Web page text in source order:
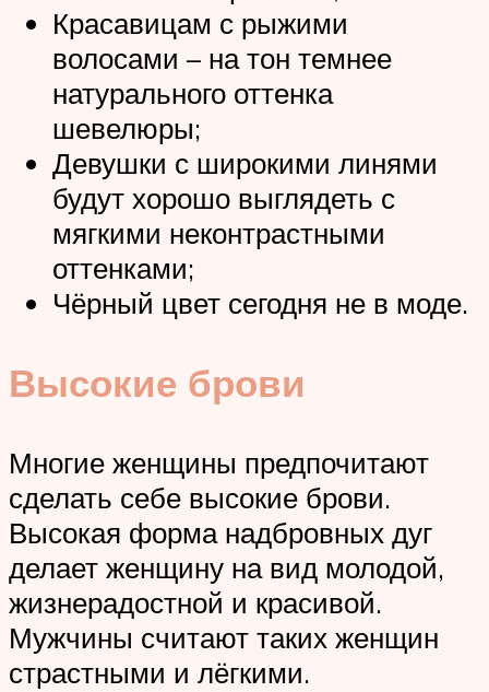
Красавицам с рыжими
волосами – на тон темнее
натурального оттенка
шевелюры;
Девушки с широкими линями
будут хорошо выглядеть с
мягкими неконтрастными
оттенками;
Чёрный цвет сегодня не в моде.
Высокие брови
Многие женщины предпочитают
сделать себе высокие брови.
Высокая форма надбровных дуг
делает женщину на вид молодой,
жизнерадостной и красивой.
Мужчины считают таких женщин
страстными и лёгкими.